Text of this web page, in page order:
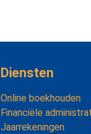
Diensten
Online boekhouden
Financiële
Jaarrekeningen